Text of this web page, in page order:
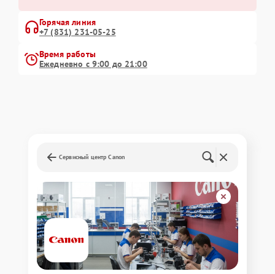
Горячая линия
+7 (831) 231-05-25
Время работы
Ежедневно с 9:00 до 21:00
Сервисный центр Canon